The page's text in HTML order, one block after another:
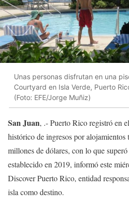
Unas personas disfrutan en una
Courtyard en Isla Verde, Puerto
(Foto: EFE/Jorge Muñiz)
San Juan, .- Puerto Rico registró en
histórico de ingresos por
millones de dólares, con lo que
establecido en 2019, informó este
Discover Puerto Rico, entidad
isla como destino.